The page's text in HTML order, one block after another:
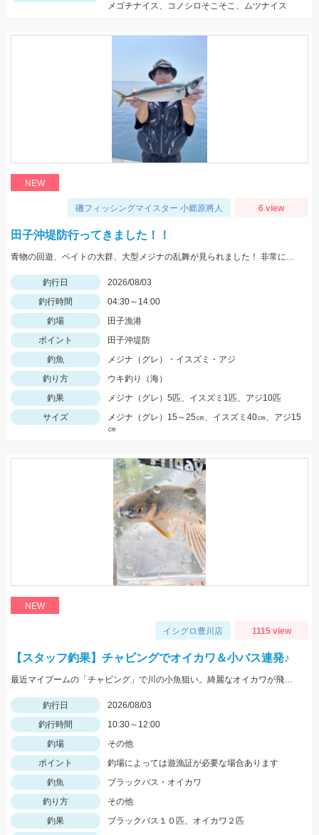
メゴチナイス、コノシロそこそこ、ムツナイス
NEW
磯フィッシングマイスター 小郷原將人 6 view
田子沖堤防行ってきました！！
青物の回遊、ベイトの大群、大型メジナの乱舞が見られました！ 非常に魚影が濃くいろいろな種類の魚を狙えるので面白いです！！
釣行日
2026/08/03
釣行時間
04:30～14:00
釣場
田子漁港
ポイント
田子沖堤防
釣魚
メジナ（グレ）・イスズミ・アジ
釣り方
ウキ釣り（海）
釣果
メジナ（グレ）5匹、イスズミ1匹、アジ10匹
サイズ
メジナ（グレ）15～25㎝、イスズミ40㎝、アジ15
㎝
NEW
イシグロ豊川店 1115 view
【スタッフ釣果】チャビングでオイカワ＆小バス連発♪
最近マイブームの「チャビング」で川の小魚狙い。綺麗なオイカワが飛び出しました♪途中からはブラックバスの子供がスプーンやスピナーに連続ヒットしてきました。
釣行日
2026/08/03
釣行時間
10:30～12:00
釣場
その他
ポイント
釣場によっては遊漁証が必要な場合あります
釣魚
ブラックバス・オイカワ
釣り方
その他
釣果
ブラックバス１０匹、オイカワ２匹